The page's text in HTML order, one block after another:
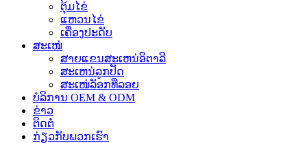
ຕຸ້ມໄຂ່
ແຫວນໄຂ່
ເຄື່ອງປະດັບ
ສະເໜ່
ສາຍແຂນສະເຫນ່ອິຕາລີ
ສະເຫນ່ລູກປັດ
ສະເໜ່ລັອກທີ່ລອຍ
ບໍລິການ OEM & ODM
ຂ່າວ
ຕິດຕໍ່
ກ່ຽວກັບພວກເຮົາ